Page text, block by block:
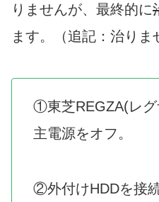
りませんが、最終的に
ます。（追記：治りま
①東芝REGZA(レグ
主電源をオフ。
②外付けHDDを接